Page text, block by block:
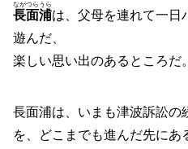
長面浦
ながつらうら
は、父母を連れて一日
遊んだ、
楽しい思い出のあるところだ。
長面浦は、いまも津波訴訟の
を、どこまでも進んだ先にあ